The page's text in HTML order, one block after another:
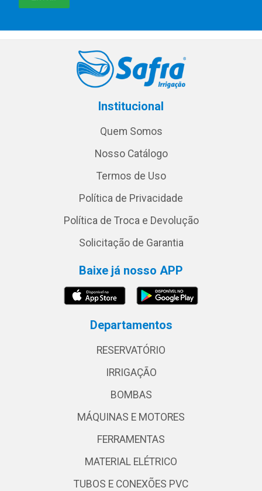
Institucional
Quem Somos
Nosso Catálogo
Termos de Uso
Política de Privacidade
Política de Troca e Devolução
Solicitação de Garantia
Baixe já nosso APP
Departamentos
RESERVATÓRIO
IRRIGAÇÃO
BOMBAS
MÁQUINAS E MOTORES
FERRAMENTAS
MATERIAL ELÉTRICO
TUBOS E CONEXÕES PVC